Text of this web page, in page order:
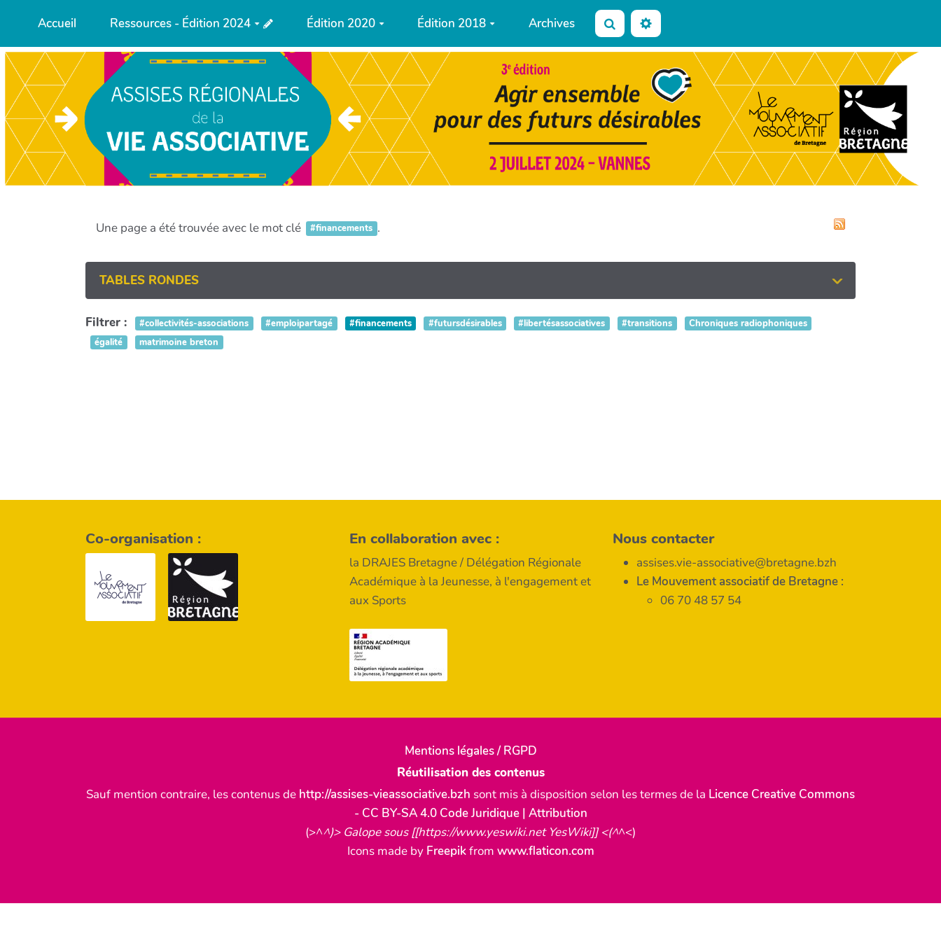
Aller au contenu principal
Accueil Ressources - Édition 2024 Édition 2020 Édition 2018 Archives Rechercher
Une page a été trouvée avec le mot clé #financements .
TABLES RONDES
Filtrer : #collectivités-associations #emploipartagé #financements #futursdésirables #libertésassociatives #transitions
Chroniques radiophoniques
égalité
matrimoine breton
Co-organisation : En collaboration avec :
la DRAJES Bretagne / Délégation Régionale
Académique à la Jeunesse, à l'engagement et
aux Sports
Nous contacter
assises.vie-associative@bretagne.bzh
Le Mouvement associatif de Bretagne :
06 70 48 57 54
Mentions légales / RGPD
Réutilisation des contenus
Sauf mention contraire, les contenus de http://assises-vieassociative.bzh sont mis à disposition selon les termes de la Licence Creative Commons
- CC BY-SA 4.0 Code Juridique | Attribution
(>^^)> Galope sous [[https://www.yeswiki.net YesWiki]] <(^^<)
Icons made by Freepikfrom www.flaticon.com